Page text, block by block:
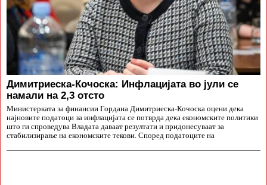
Димитриеска-Кочоска: Инфлацијата во јули се
намали на 2,3 отсто
Министерката за финансии Гордана Димитриеска-Кочоска оцени дека
најновите податоци за инфлацијата се потврда дека економските политики
што ги спроведува Владата даваат резултати и придонесуваат за
стабилизирање на економските текови. Според податоците на